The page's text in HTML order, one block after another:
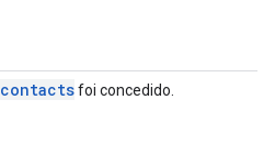
contactsfoi concedido.